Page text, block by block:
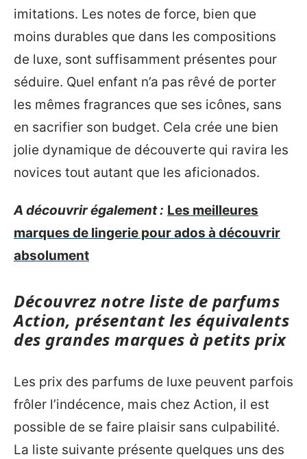
imitations. Les notes de force, bien que
moins durables que dans les compositions
de luxe, sont suffisamment présentes pour
séduire. Quel enfant n’a pas rêvé de porter
les mêmes fragrances que ses icônes, sans
en sacrifier son budget. Cela crée une bien
jolie dynamique de découverte qui ravira les
novices tout autant que les aficionados.
A découvrir également : Les meilleures
marques de lingerie pour ados à découvrir
absolument
Découvrez notre liste de parfums
Action, présentant les équivalents
des grandes marques à petits prix
Les prix des parfums de luxe peuvent parfois
frôler l’indécence, mais chez Action, il est
possible de se faire plaisir sans culpabilité.
La liste suivante présente quelques uns des